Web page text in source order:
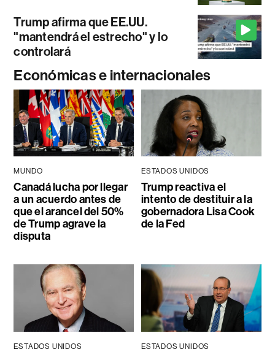
Trump afirma que EE.UU.
"mantendrá el estrecho" y lo
controlará
Económicas e internacionales
MUNDO
Canadá lucha por llegar
a un acuerdo antes de
que el arancel del 50%
de Trump agrave la
disputa
ESTADOS UNIDOS
Trump reactiva el
intento de destituir a la
gobernadora Lisa Cook
de la Fed
ESTADOS UNIDOS ESTADOS UNIDOS